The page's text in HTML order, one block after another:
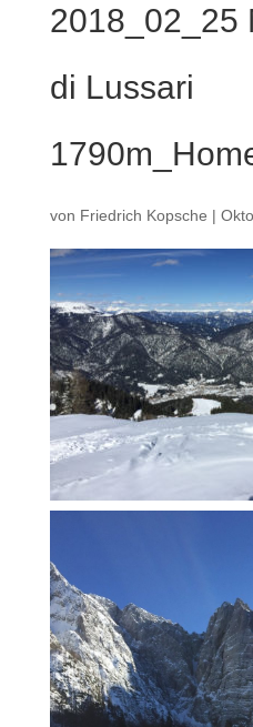
2018_02_25
di Lussari
von Friedrich Kopsche |